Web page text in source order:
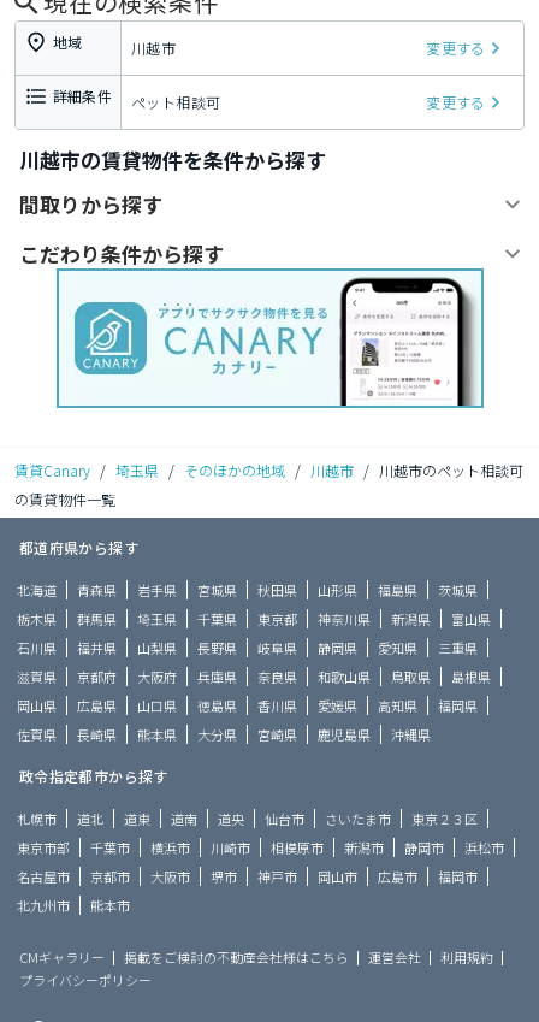
地域 川越市 変更する
詳細条件 ペット相談可 変更する
川越市の賃貸物件を条件から探す
間取りから探す
こだわり条件から探す
賃貸Canary / 埼玉県 / そのほかの地域 / 川越市 / 川越市のペット相談可
の賃貸物件一覧
都道府県から探す
北海道 青森県 岩手県 宮城県 秋田県 山形県 福島県
茨城県
栃木県
群馬県 埼玉県 千葉県 東京都 神奈川県 新潟県
富山県
石川県
福井県 山梨県 長野県 岐阜県 静岡県 愛知県
三重県
滋賀県
京都府 大阪府 兵庫県 奈良県 和歌山県 鳥取県
島根県
岡山県
広島県 山口県 徳島県 香川県 愛媛県 高知県
福岡県
佐賀県
長崎県 熊本県 大分県 宮崎県 鹿児島県 沖縄県
政令指定都市から探す
札幌市 道北 道東 道南 道央 仙台市 さいたま市
東京２３区
東京市部
千葉市 横浜市 川崎市 相模原市 新潟市 静岡市
浜松市
名古屋市
京都市 大阪市 堺市 神戸市 岡山市 広島市
福岡市
北九州市
熊本市
CMギャラリー 掲載をご検討の不動産会社様はこちら 運営会社
利用規約
プライバシーポリシー